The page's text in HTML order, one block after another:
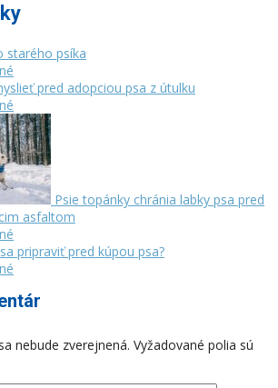
starého psíka
pred adopciou psa z útulku
Psie topánky chránia labky psa pred
asfaltom
pripraviť pred kúpou psa?
nebude zverejnená. Vyžadované polia sú